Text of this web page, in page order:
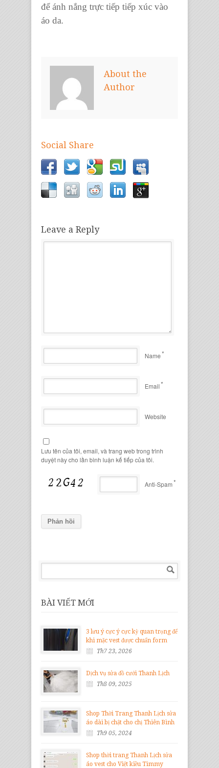
để ánh nắng trực tiếp tiếp xúc vào
áo da.
About the
Author
Social Share
Leave a Reply
Name*
Email*
Website
Lưu tên của tôi, email, và trang web trong trình
duyệt này cho lần bình luận kế tiếp của tôi.
Anti-Spam*
BÀI VIẾT MỚI
3 lưu ý cực ý cực kỳ quan trọng để
khi mặc vest được chuẩn form
Th7 23, 2026
Dịch vụ sửa đồ cưới Thanh Lịch
Th8 09, 2025
Shop Thời Trang Thanh Lịch sửa
áo dài bị chật cho chị Thiên Bình
Th9 05, 2024
Shop thời trang Thanh Lịch sửa
áo vest cho Việt kiều Timmy